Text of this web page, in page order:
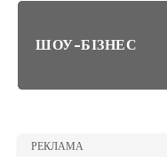
ШОУ-БІЗНЕС
РЕКЛАМА